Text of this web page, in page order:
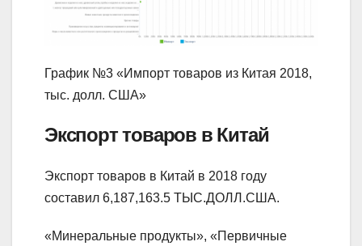
График №3 «Импорт товаров из Китая 2018,
тыс. долл. США»
Экспорт товаров в Китай
Экспорт товаров в Китай в 2018 году
составил 6,187,163.5 ТЫС.ДОЛЛ.США.
«Минеральные продукты», «Первичные